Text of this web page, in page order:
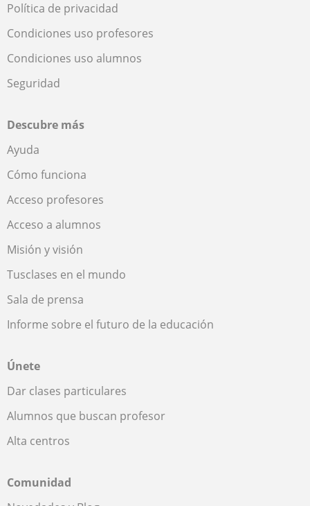
Política de privacidad
Condiciones uso profesores
Condiciones uso alumnos
Seguridad
Descubre más
Ayuda
Cómo funciona
Acceso profesores
Acceso a alumnos
Misión y visión
Tusclases en el mundo
Sala de prensa
Informe sobre el futuro de la educación
Únete
Dar clases particulares
Alumnos que buscan profesor
Alta centros
Comunidad